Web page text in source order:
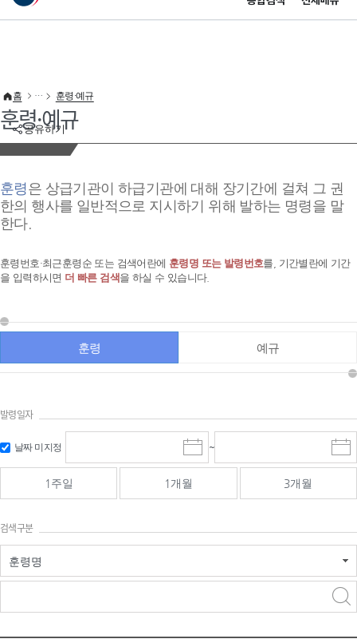
이 누리집은 대한민국 공식 전자정부 누리집입니다.
공유하기
홈 훈령·예규
훈령·예규
훈령은 상급기관이 하급기관에 대해 장기간에 걸쳐 그 권
한의 행사를 일반적으로 지시하기 위해 발하는 명령을 말
한다.
훈령번호·최근훈령순 또는 검색어란에 훈령명 또는 발령번호를, 기간별란에 기간
을 입력하시면 더 빠른 검색 을 하실 수 있습니다.
훈령 예규
발령일자
날짜 미지정
시
작
일
선
~
마
감
선
1주일 1개월 3개월
검색구분
훈령명